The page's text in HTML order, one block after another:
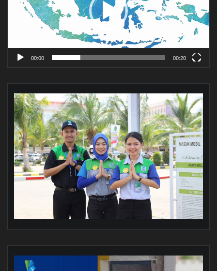
00:00 00:20